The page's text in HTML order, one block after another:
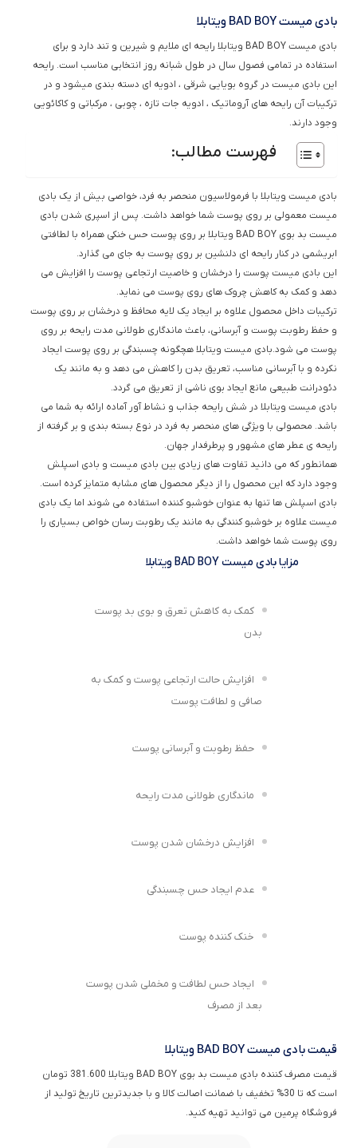
بادی میست BAD BOY ویتابلا
بادی میست BAD BOY ویتابلا رایحه ای ملایم و شیرین و تند دارد و برای
استفاده در تمامی فصول سال در طول شبانه روز انتخابی مناسب است. رایحه
این بادی میست در گروه بویایی شرقی ، ادویه ای دسته بندی میشود و در
ترکیبات آن رایحه های آروماتیک ، ادویه جات تازه ، چوبی ، مرکباتی و کاکائویی
وجود دارند.
فهرست مطالب:
بادی میست ویتابلا با فرمولاسیون منحصر به فرد، خواصی بیش از یک بادی
میست معمولی بر روی پوست شما خواهد داشت. پس از اسپری شدن بادی
میست بد بوی BAD BOY ویتابلا بر روی پوست حس خنکی همراه با لطافتی
ابریشمی در کنار رایحه ای دلنشین بر روی پوست به جای می گذارد.
این بادی میست پوست را درخشان و خاصیت ارتجاعی پوست را افزایش می
دهد و کمک به کاهش چروک های روی پوست می نماید.
ترکیبات داخل محصول علاوه بر ایجاد یک لایه محافظ و درخشان بر روی پوست
و حفظ رطوبت پوست و آبرسانی، باعث ماندگاری طولانی مدت رایحه بر روی
پوست می شود.بادی میست ویتابلا هچگونه چسبندگی بر روی پوست ایجاد
نکرده و با آبرسانی مناسب، تعریق بدن را کاهش می دهد و به مانند یک
دئودرانت طبیعی مانع ایجاد بوی ناشی از تعریق می گردد.
بادی میست ویتابلا در شش رایحه جذاب و نشاط آور آماده ارائه به شما می
باشد. محصولی با ویژگی های منحصر به فرد در نوع بسته بندی و بر گرفته از
رایحه ی عطر های مشهور و پرطرفدار جهان.
همانطور که می دانید تفاوت های زیادی بین بادی میست و بادی اسپلش
وجود دارد که این محصول را از دیگر محصول های مشابه متمایز کرده است.
بادی اسپلش ها تنها به عنوان خوشبو کننده استفاده می شوند اما یک بادی
میست علاوه بر خوشبو کنندگی به مانند یک رطوبت رسان خواص بسیاری را
روی پوست شما خواهد داشت.
مزایا بادی میست BAD BOY ویتابلا
کمک به کاهش تعرق و بوی بد پوست
بدن
افزایش حالت ارتجاعی پوست و کمک به
صافی و لطافت پوست
حفظ رطوبت و آبرسانی پوست
ماندگاری طولانی مدت رایحه
افزایش درخشان شدن پوست
عدم ایجاد حس چسبندگی
خنک کننده پوست
ایجاد حس لطافت و مخملی شدن پوست
بعد از مصرف
قیمت بادی میست BAD BOY ویتابلا
قیمت مصرف کننده بادی میست بد بوی BAD BOY ویتابلا 381.600 تومان
است که تا 30% تخفیف با ضمانت اصالت کالا و با جدیدترین تاریخ تولید از
فروشگاه پرمین می توانید تهیه کنید.